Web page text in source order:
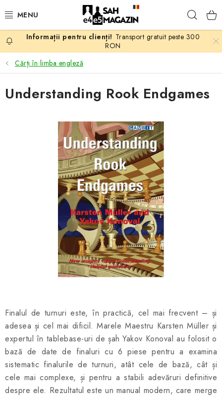
PROMOTII
ȘAH
PIESE DE ȘAH
TABLE DE ȘAH
Transport gratuit peste 300
RON
Cărți în limba engleză
Finalul de turnuri este, în practică, cel mai frecvent – și
adesea și cel mai dificil. Marele Maestru Karsten Müller și
expertul în tablebase-uri de șah Yakov Konoval au folosit o
bază de date de finaluri cu 6 piese pentru a examina
sistematic finalurile de turnuri, atât cele de bază, cât și
cele mai complexe, și pentru a stabili adevăruri definitive
despre ele. Rezultatul este un manual modern, care merge
Understanding Rook Endgames